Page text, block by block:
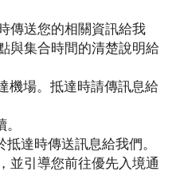
傳送您的相關資訊給我
與集合時間的清楚說明給
機場。抵達時請傳訊息給
達時傳送訊息給我們。
並引導您前往優先入境通